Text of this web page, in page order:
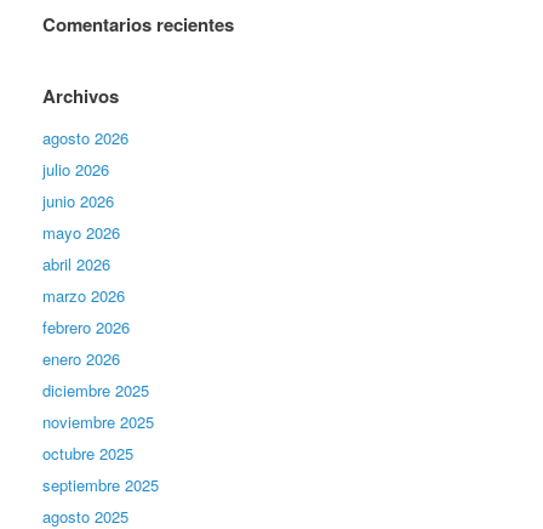
Comentarios recientes
Archivos
agosto 2026
julio 2026
junio 2026
mayo 2026
abril 2026
marzo 2026
febrero 2026
enero 2026
diciembre 2025
noviembre 2025
octubre 2025
septiembre 2025
agosto 2025